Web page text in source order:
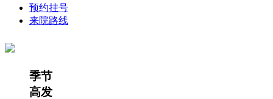
预约挂号
来院路线
季节
高发